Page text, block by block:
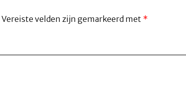
Vereiste velden zijn gemarkeerd met *